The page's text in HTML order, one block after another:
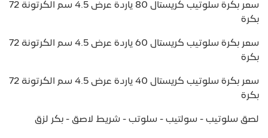
سعر بكرة سلوتيب كريستال 80 ياردة عرض 4.5 سم الكرتونة 72
بكرة
سعر بكرة سلوتيب كريستال 60 ياردة عرض 4.5 سم الكرتونة 72
بكرة
سعر بكرة سلوتيب كريستال 40 ياردة عرض 4.5 سم الكرتونة 72
بكرة
لصق سلوتيب - سولتيب - سلوتب - شريط لاصق - بكر لزق